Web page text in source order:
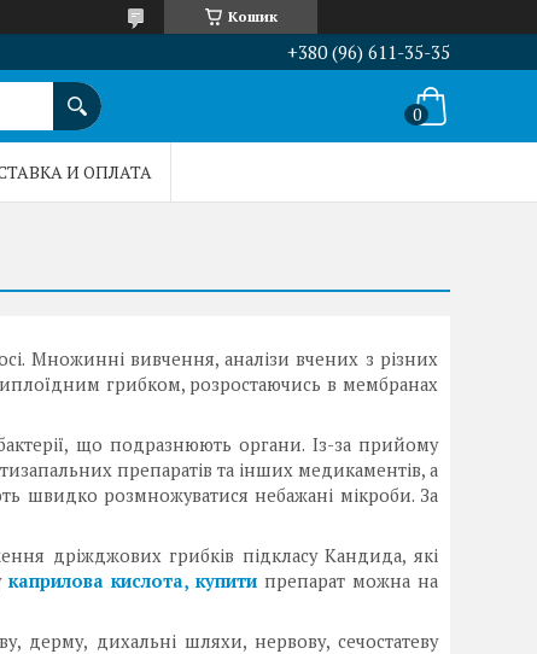
Кошик
+380 (96) 611-35-35
И ОПЛАТА
Множинні вивчення, аналізи вчених з різних
грибком, розростаючись в мембранах
що подразнюють органи. Із-за прийому
препаратів та інших медикаментів, а
швидко розмножуватися небажані мікроби. За
дріжджових грибків підкласу Кандида, які
каприлова кислота, купитипрепарат можна на
дерму, дихальні шляхи, нервову, сечостатеву